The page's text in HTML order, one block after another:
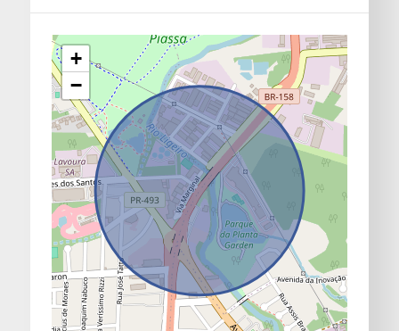
+
−